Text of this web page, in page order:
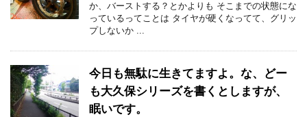
か、バーストする？とかよりも そこまでの状態にな
っているってことは タイヤが硬くなってて、グリッ
プしないか ...
今日も無駄に生きてますよ。な、どー
も大久保シリーズを書くとしますが、
眠いです。